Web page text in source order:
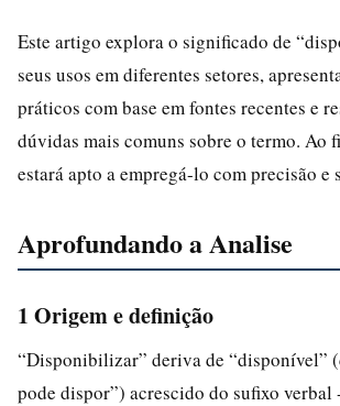
Este artigo explora o significado de
seus usos em diferentes setores,
práticos com base em fontes recentes e
dúvidas mais comuns sobre o termo. Ao
estará apto a empregá-lo com precisão e
Aprofundando a Analise
1 Origem e definição
“Disponibilizar” deriva de “disponível”
pode dispor”) acrescido do sufixo verbal